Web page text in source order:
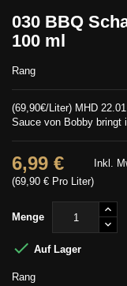
030 BBQ
100 ml
Rang
(69,90€/Liter) MHD
Sauce von Bobby bringt
6,99 €
(69,90 € Pro Liter)
Inkl.
Menge
 Auf Lager
Rang